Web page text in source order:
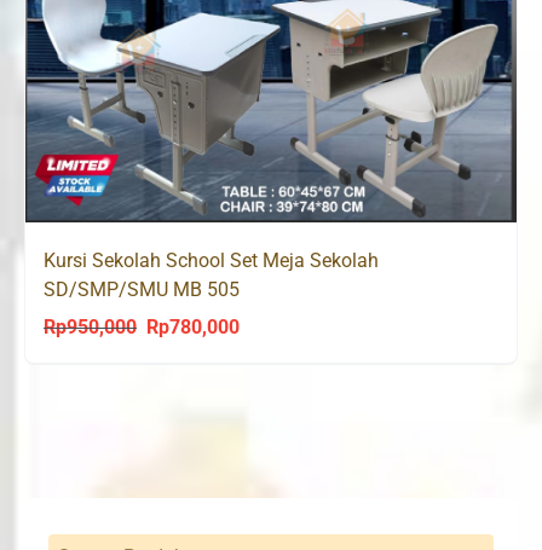
Kursi Sekolah School Set Meja Sekolah
SD/SMP/SMU MB 505
Rp950,000
Original
Rp780,000Current